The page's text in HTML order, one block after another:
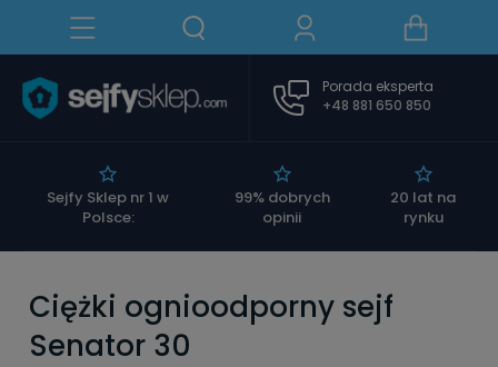
Sejfy Sklep nr 1 w
Polsce:
99% dobrych
opinii
20 lat na
rynku
Porada eksperta
+48 881 650 850
Ciężki ognioodporny sejf
Senator 30